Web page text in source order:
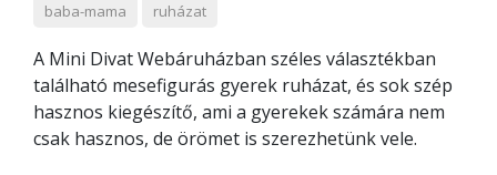
baba-mama ruházat
A Mini Divat Webáruházban széles választékban
található mesefigurás gyerek ruházat, és sok szép
hasznos kiegészítő, ami a gyerekek számára nem
csak hasznos, de örömet is szerezhetünk vele.